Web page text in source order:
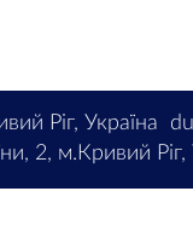
Ріг, Україна
2, м.Кривий Ріг,